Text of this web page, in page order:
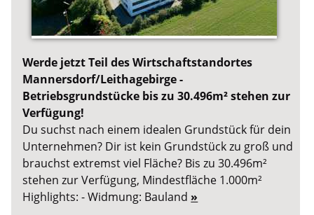
Werde jetzt Teil des Wirtschaftstandortes
Mannersdorf/Leithagebirge -
Betriebsgrundstücke bis zu 30.496m² stehen zur
Verfügung!
Du suchst nach einem idealen Grundstück für dein
Unternehmen? Dir ist kein Grundstück zu groß und
brauchst extremst viel Fläche? Bis zu 30.496m²
stehen zur Verfügung, Mindestfläche 1.000m²
Highlights: - Widmung: Bauland »